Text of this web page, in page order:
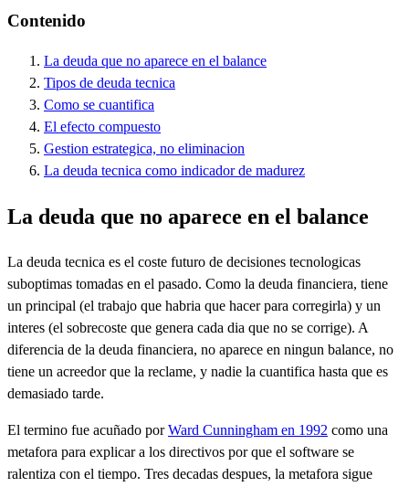
Contenido
La deuda que no aparece en el balance
Tipos de deuda tecnica
Como se cuantifica
El efecto compuesto
Gestion estrategica, no eliminacion
La deuda tecnica como indicador de madurez
La deuda que no aparece en el balance
La deuda tecnica es el coste futuro de decisiones tecnologicas
suboptimas tomadas en el pasado. Como la deuda financiera, tiene
un principal (el trabajo que habria que hacer para corregirla) y un
interes (el sobrecoste que genera cada dia que no se corrige). A
diferencia de la deuda financiera, no aparece en ningun balance, no
tiene un acreedor que la reclame, y nadie la cuantifica hasta que es
demasiado tarde.
El termino fue acuñado porWard Cunningham en 1992 como una
metafora para explicar a los directivos por que el software se
ralentiza con el tiempo. Tres decadas despues, la metafora sigue